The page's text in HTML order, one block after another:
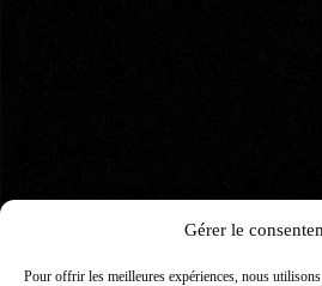
Gérer le
Pour offrir les meilleures expériences, nous